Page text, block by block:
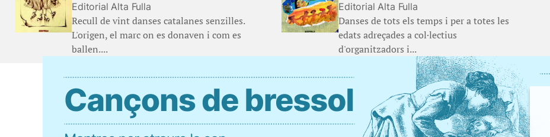
Editorial Alta Fulla
Recull de vint danses catalanes senzilles.
L'origen, el marc on es donaven i com es
ballen....
Editorial Alta Fulla
Danses de tots els temps i per a totes les
edats adreçades a col·lectius
d'organitzadors i...